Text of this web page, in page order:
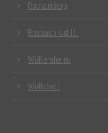
Rockenberg
Rosbach v.d.H.
Wölfersheim
Wöllstadt